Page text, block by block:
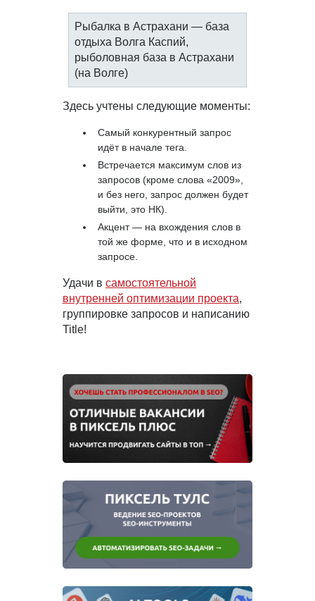
Рыбалка в Астрахани — база
отдыха Волга Каспий,
рыболовная база в Астрахани
(на Волге)
Здесь учтены следующие моменты:
Самый конкурентный запрос
идёт в начале тега.
Встречается максимум слов из
запросов (кроме слова «2009»,
и без него, запрос должен будет
выйти, это НК).
Акцент — на вхождения слов в
той же форме, что и в исходном
запросе.
Удачи в самостоятельной
внутренней оптимизации проекта,
группировке запросов и написанию
Title!